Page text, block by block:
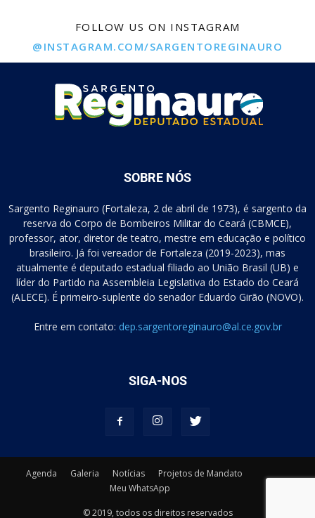
FOLLOW US ON INSTAGRAM
@INSTAGRAM.COM/SARGENTOREGINAURO
SOBRE NÓS
Sargento Reginauro (Fortaleza, 2 de abril de 1973), é sargento da
reserva do Corpo de Bombeiros Militar do Ceará (CBMCE),
professor, ator, diretor de teatro, mestre em educação e político
brasileiro. Já foi vereador de Fortaleza (2019-2023), mas
atualmente é deputado estadual filiado ao União Brasil (UB) e
líder do Partido na Assembleia Legislativa do Estado do Ceará
(ALECE). É primeiro-suplente do senador Eduardo Girão (NOVO).
Entre em contato: dep.sargentoreginauro@al.ce.gov.br
SIGA-NOS
Agenda Galeria Notícias
Projetos de Mandato
Meu WhatsApp
© 2019, todos os direitos reservados